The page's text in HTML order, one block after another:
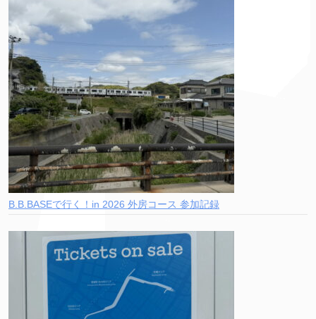
B.B.BASEで行く！in 2026 外房コース 参加記録